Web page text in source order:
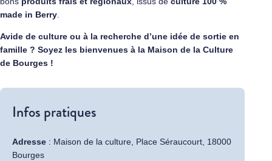
made in Berry
Avide de culture ou à la recherche d’une idée de sortie en
famille ? Soyez les bienvenues à la Maison de la Culture
de Bourges !
Infos pratiques
Adresse : Maison de la culture, Place Séraucourt, 18000
Bourges